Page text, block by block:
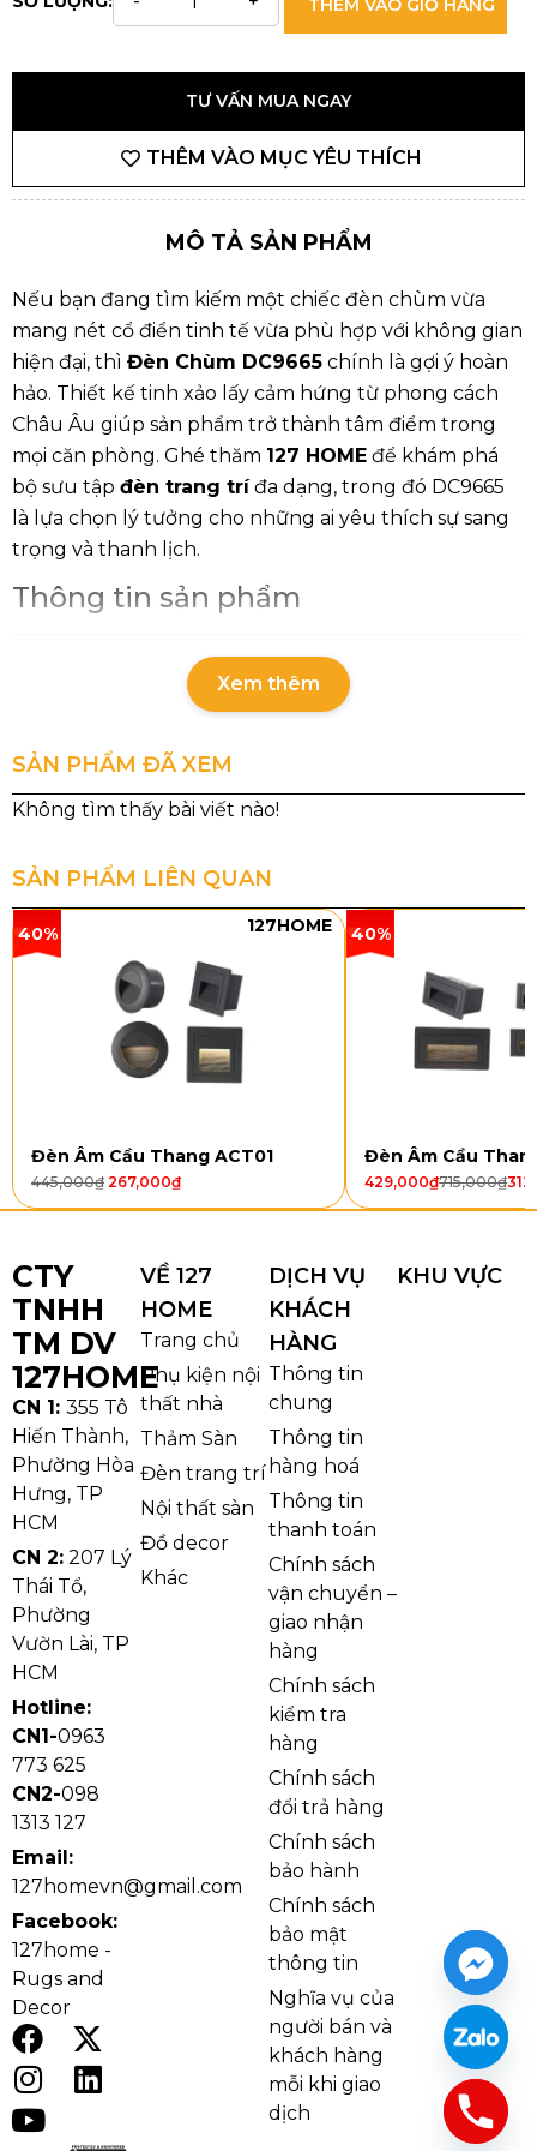
TƯ VẤN MUA NGAY
THÊM VÀO MỤC YÊU THÍCH
MÔ TẢ SẢN PHẨM
Nếu bạn đang tìm kiếm một chiếc đèn chùm vừa
mang nét cổ điển tinh tế vừa phù hợp với không gian
hiện đại, thì Đèn Chùm DC9665 chính là gợi ý hoàn
hảo. Thiết kế tinh xảo lấy cảm hứng từ phong cách
Châu Âu giúp sản phẩm trở thành tâm điểm trong
mọi căn phòng. Ghé thăm 127 HOME để khám phá
bộ sưu tập đèn trang tríđa dạng, trong đó DC9665
là lựa chọn lý tưởng cho những ai yêu thích sự sang
trọng và thanh lịch.
Thông tin sản phẩm
DC9665T8 DC9665T6
thước
H600
Đèn E14 x 8 E14 × 6
Kiểu dáng và chất liệu
Đèn Chùm DC9665
gây ấn tượng với thiết kế dạng
tầng đối xứng, các tay đèn uốn cong nhẹ nhàng ôm
lấy chao đèn, tạo nên sự mềm mại và hài hòa cho
tổng thể. Sản phẩm gồm ba phiên bản: DC9665T3 (3
tay), DC9665T6 (6 tay) và DC9665T8 (8 tay), phù hợp
với nhiều không gian từ phòng khách, phòng ăn đến
sảnh lớn. Ánh sáng từ bóng E14 lan tỏa ấm áp, mang
lại cảm giác gần gũi nhưng vẫn đậm chất sang trọng.
Xem thêm
SẢN PHẨM ĐÃ XEM
SẢN PHẨM LIÊN QUAN
40% 127HOME
Đèn Âm Cầu Thang ACT01
445,000₫ 267,000₫
40%
Đèn Âm Cầu
715,000₫
429,000₫
CTY
TNHH
TM DV
127HOME
CN 1: 355 Tô
Hiến Thành,
Phường Hòa
Hưng, TP
HCM
CN 2: 207 Lý
Thái Tổ,
Phường
Vườn Lài, TP
HCM
Hotline:
CN1-0963
773 625
CN2-098
1313 127
Email:
127homevn@gmail.com
Facebook:
127home -
Rugs and
Decor
VỀ 127
HOME
Trang chủ
Phụ kiện nội
thất nhà
Thảm Sàn
Đèn trang trí
Nội thất sàn
Đồ decor
Khác
DỊCH VỤ
KHÁCH
HÀNG
Thông tin
chung
Thông tin
hàng hoá
Thông tin
thanh toán
Chính sách
vận chuyển –
giao nhận
hàng
Chính sách
kiểm tra
hàng
Chính sách
đổi trả hàng
Chính sách
bảo hành
Chính sách
bảo mật
thông tin
Nghĩa vụ của
người bán và
khách hàng
mỗi khi giao
dịch
KHU VỰC